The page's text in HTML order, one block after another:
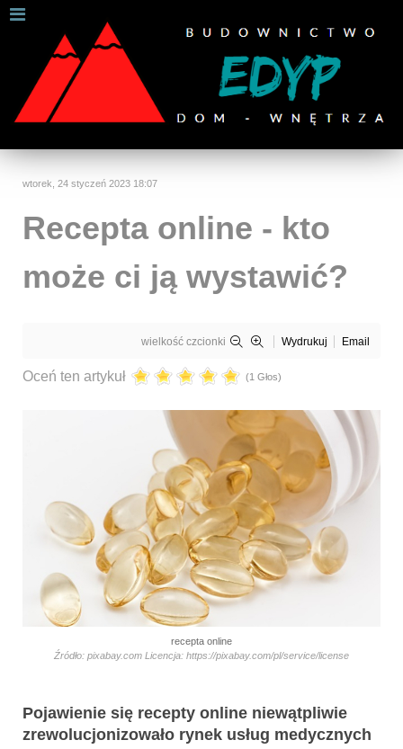
wtorek, 24 styczeń 2023 18:07
Recepta online - kto
może ci ją wystawić?
wielkość czcionki Wydrukuj Email
Oceń ten artykuł (1 Głos)
recepta online
Źródło: pixabay.com Licencja: https://pixabay.com/pl/service/license
Pojawienie się recepty online niewątpliwie
zrewolucjonizowało rynek usług medycznych
W celu zapewnienia jak najlepszych usług online, ta
strona korzysta z plików cookies.
Jeśli korzystasz z naszej strony internetowej, wyrażasz zgodę na
używanie naszych plików cookies.Dalsze informacje
Rozumiem